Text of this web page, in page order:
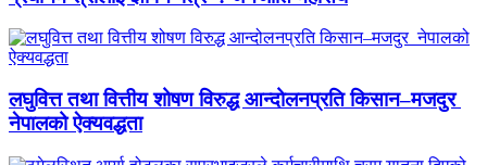
लघुवित्त तथा वित्तीय शोषण विरुद्ध आन्दोलनप्रति किसान–मजदुर
नेपालको ऐक्यवद्धता